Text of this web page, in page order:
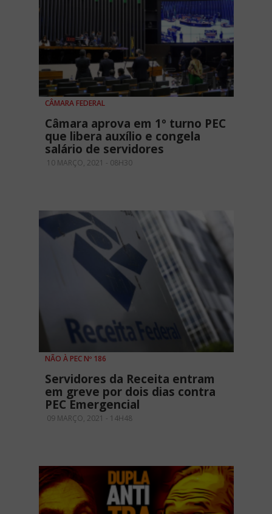
CÂMARA FEDERAL
Câmara aprova em 1º turno PEC
que libera auxílio e congela
salário de servidores
10 MARÇO, 2021 - 08H30
NÃO À PEC Nº 186
Servidores da Receita entram
em greve por dois dias contra
PEC Emergencial
09 MARÇO, 2021 - 14H48